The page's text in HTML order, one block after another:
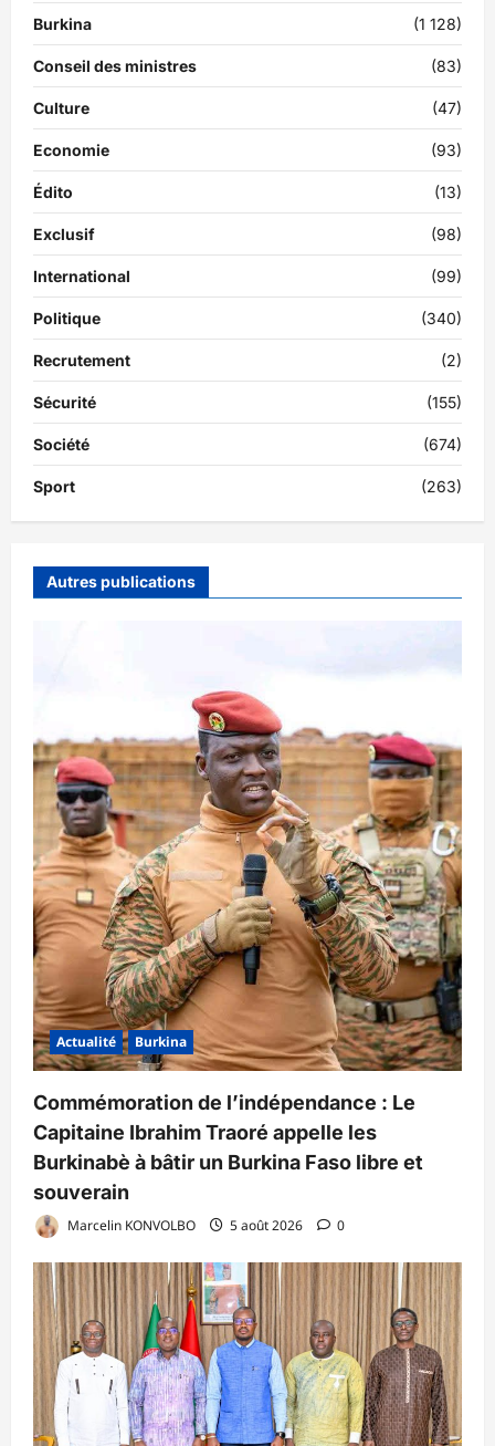
Burkina (1 128)
Conseil des ministres (83)
Culture (47)
Economie (93)
Édito (13)
Exclusif (98)
International (99)
Politique (340)
Recrutement (2)
Sécurité (155)
Société (674)
Sport (263)
Autres publications
Actualité Burkina
Commémoration de l’indépendance : Le
Capitaine Ibrahim Traoré appelle les
Burkinabè à bâtir un Burkina Faso libre et
souverain
Marcelin KONVOLBO 5 août 2026 0